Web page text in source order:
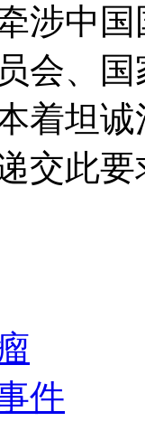
涉中
会、
着坦
交此要
件